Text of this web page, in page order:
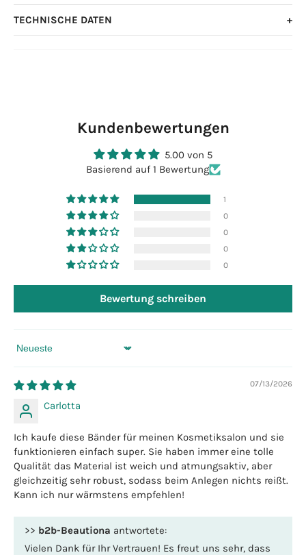
TECHNISCHE DATEN
Kundenbewertungen
5.00 von 5
Basierend auf 1 Bewertung
1
0
0
0
0
Bewertung schreiben
Sort by
07/13/2026
Carlotta
Ich kaufe diese Bänder für meinen Kosmetiksalon und sie
funktionieren einfach super. Sie haben immer eine tolle
Qualität das Material ist weich und atmungsaktiv, aber
gleichzeitig sehr robust, sodass beim Anlegen nichts reißt.
Kann ich nur wärmstens empfehlen!
>> b2b-Beautiona antwortete:
Vielen Dank für Ihr Vertrauen! Es freut uns sehr, dass